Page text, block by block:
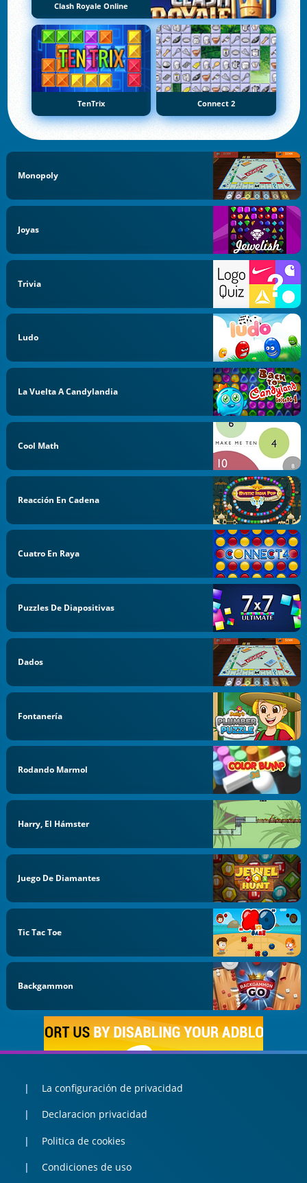
Clash Royale Online
TenTrix Connect 2
Monopoly
Joyas
Trivia
Ludo
La Vuelta A Candylandia
Cool Math
Reacción En Cadena
Cuatro En Raya
Puzzles De Diapositivas
Dados
Fontanería
Rodando Marmol
Harry, El Hámster
Juego De Diamantes
Tic Tac Toe
Backgammon
La configuración de privacidad
Declaracion privacidad
Politica de cookies
Condiciones de uso